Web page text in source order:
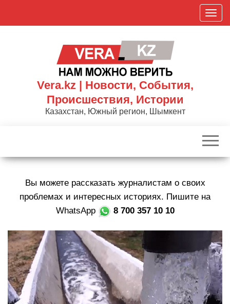
П
о
к
р
и
г
а
ц
и
Vera.kz | Новости, События,
Происшествия, Истории
Казахстан, Южный регион, Шымкент
Вы можете рассказать журналистам о своих
проблемах и интересных историях. Пишите на
WhatsApp
8 700 357 10 10